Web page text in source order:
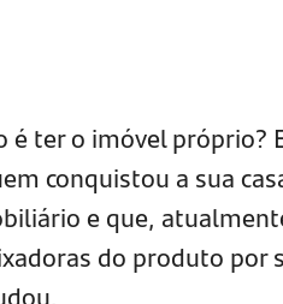
é ter o imóvel próprio?
conquistou a sua
e que,
do produto por